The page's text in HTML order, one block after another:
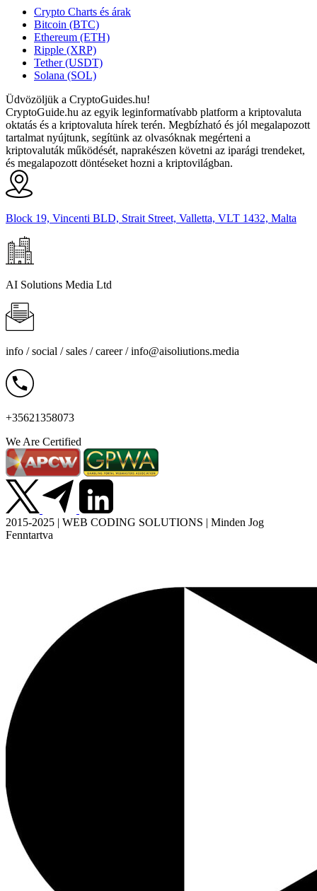
Crypto Charts és árak
Bitcoin (BTC)
Ethereum (ETH)
Ripple (XRP)
Tether (USDT)
Solana (SOL)
Üdvözöljük a CryptoGuides.hu!
CryptoGuide.hu az egyik leginformatívabb platform a kriptovaluta
oktatás és a kriptovaluta hírek terén. Megbízható és jól megalapozott
tartalmat nyújtunk, segítünk az olvasóknak megérteni a
kriptovaluták működését, naprakészen követni az iparági trendeket,
és megalapozott döntéseket hozni a kriptovilágban.
Block 19, Vincenti BLD, Strait Street, Valletta, VLT 1432, Malta
AI Solutions Media Ltd
info / social / sales / career /info@aisoliutions.media
+35621358073
We Are Certified
2015-2025 | WEB CODING SOLUTIONS | Minden Jog
Fenntartva